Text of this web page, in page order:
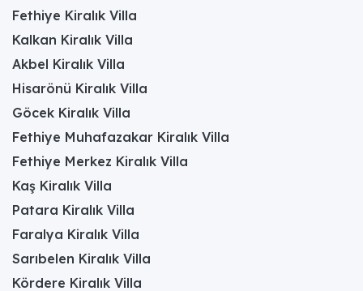
Fethiye Kiralık Villa
Kalkan Kiralık Villa
Akbel Kiralık Villa
Hisarönü Kiralık Villa
Göcek Kiralık Villa
Fethiye Muhafazakar Kiralık Villa
Fethiye Merkez Kiralık Villa
Kaş Kiralık Villa
Patara Kiralık Villa
Faralya Kiralık Villa
Sarıbelen Kiralık Villa
Kördere Kiralık Villa